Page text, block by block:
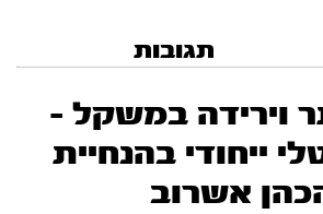
תגובות
וירידה במשקל –
ייחודי בהנחיית
אשרוב